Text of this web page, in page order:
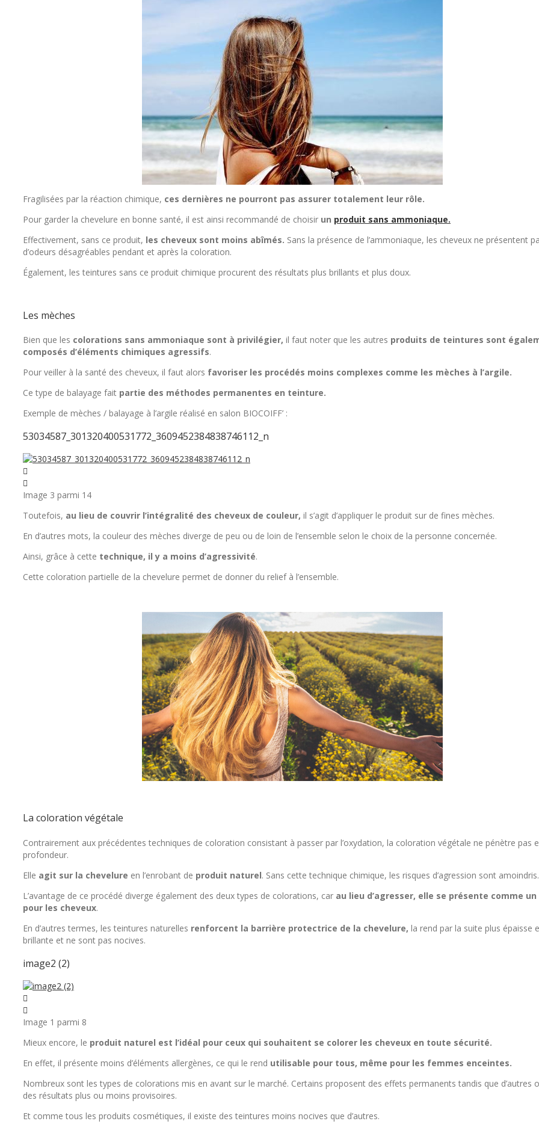
Fragilisées par la réaction chimique, ces dernières ne pourront pas assurer totalement leur rôle.
Pour garder la chevelure en bonne santé, il est ainsi recommandé de choisir un produit sans ammoniaque.
Effectivement, sans ce produit, les cheveux sont moins abîmés. Sans la présence de l’ammoniaque, les cheveux ne présentent
d’odeurs désagréables pendant et après la coloration.
Également, les teintures sans ce produit chimique procurent des résultats plus brillants et plus doux.
Les mèches
Bien que les colorations sans ammoniaque sont à privilégier, il faut noter que les autres produits de teintures sont
composés d’éléments chimiques agressifs.
Pour veiller à la santé des cheveux, il faut alors favoriser les procédés moins complexes comme les mèches à l’argile.
Ce type de balayage fait partie des méthodes permanentes en teinture.
Exemple de mèches / balayage à l’argile réalisé en salon BIOCOIFF’ :
53034587_301320400531772_3609452384838746112_n
Image 3 parmi 14
Toutefois, au lieu de couvrir l’intégralité des cheveux de couleur, il s’agit d’appliquer le produit sur de fines mèches.
En d’autres mots, la couleur des mèches diverge de peu ou de loin de l’ensemble selon le choix de la personne concernée.
Ainsi, grâce à cette technique, il y a moins d’agressivité.
Cette coloration partielle de la chevelure permet de donner du relief à l’ensemble.
La coloration végétale
Contrairement aux précédentes techniques de coloration consistant à passer par l’oxydation, la coloration végétale ne pénètre pas
profondeur.
Elle agit sur la chevelure en l’enrobant de produit naturel. Sans cette technique chimique, les risques d’agression sont amoindris.
L’avantage de ce procédé diverge également des deux types de colorations, car au lieu d’agresser, elle se présente comme un
pour les cheveux.
En d’autres termes, les teintures naturelles renforcent la barrière protectrice de la chevelure, la rend par la suite plus épaisse
brillante et ne sont pas nocives.
image2 (2)
Image 1 parmi 8
Mieux encore, le produit naturel est l’idéal pour ceux qui souhaitent se colorer les cheveux en toute sécurité.
En effet, il présente moins d’éléments allergènes, ce qui le rend utilisable pour tous, même pour les femmes enceintes.
Nombreux sont les types de colorations mis en avant sur le marché. Certains proposent des effets permanents tandis que d’autres
des résultats plus ou moins provisoires.
Et comme tous les produits cosmétiques, il existe des teintures moins nocives que d’autres.